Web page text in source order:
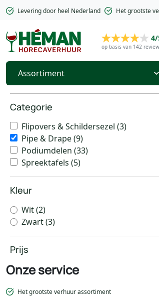
Levering door heel Nederland Het grootste
op basis van 142
Assortiment
Categorie
Flipovers & Schildersezel (3)
Pipe & Drape(9)
Podiumdelen (33)
Spreektafels (5)
Kleur
Wit(2)
Zwart(3)
Prijs
Onze service
Het grootste verhuur assortiment